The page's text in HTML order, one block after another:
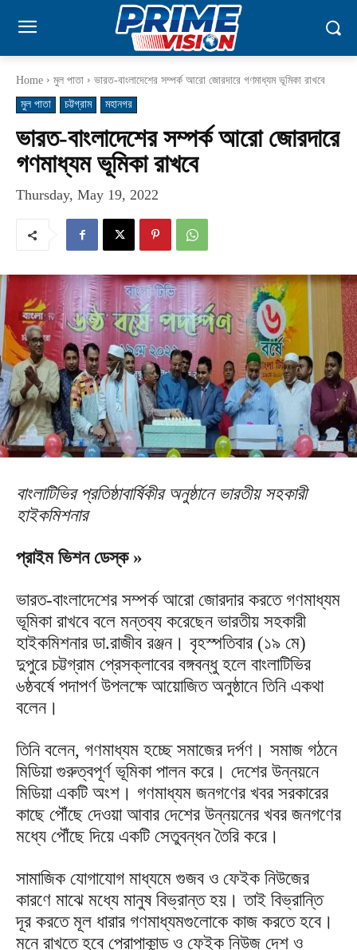
Home মুল পাতা
ভারত-বাংলাদেশের সম্পর্ক আরো জোরদারে গণমাধ্যম ভূমিকা রাখবে
মুল পাতা
চট্টগ্রাম মহানগর
ভারত-বাংলাদেশের সম্পর্ক আরো জোরদারে
গণমাধ্যম ভূমিকা রাখবে
Thursday, May 19, 2022
বাংলাটিভির প্রতিষ্ঠাবার্ষিকীর অনুষ্ঠানে ভারতীয় সহকারী
হাইকমিশনার
প্রাইম ভিশন ডেস্ক »
ভারত-বাংলাদেশের সম্পর্ক আরো জোরদার করতে গণমাধ্যম
ভূমিকা রাখবে বলে মন্তব্য করেছেন ভারতীয় সহকারী
হাইকমিশনার ডা.রাজীব রঞ্জন। বৃহস্পতিবার (১৯ মে)
দুপুরে চট্টগ্রাম প্রেসক্লাবের বঙ্গবন্ধু হলে বাংলাটিভির
৬ষ্ঠবর্ষে পদাপর্ণ উপলক্ষে আয়োজিত অনুষ্ঠানে তিনি একথা
বলেন।
তিনি বলেন, গণমাধ্যম হচ্ছে সমাজের দর্পণ। সমাজ গঠনে
মিডিয়া গুরুত্বপূর্ণ ভূমিকা পালন করে। দেশের উন্নয়নে
মিডিয়া একটি অংশ। গণমাধ্যম জনগণের খবর সরকারের
কাছে পৌঁছে দেওয়া আবার দেশের উন্নয়নের খবর জনগণের
মধ্যে পৌঁছে দিয়ে একটি সেতুবন্ধন তৈরি করে।
সামাজিক যোগাযোগ মাধ্যমে গুজব ও ফেইক নিউজের
কারণে মাঝে মধ্যে মানুষ বিভ্রান্ত হয়। তাই বিভ্রান্তি
দূর করতে মূল ধারার গণমাধ্যমগুলোকে কাজ করতে হবে।
মনে রাখতে হবে প্রোপাকান্ড ও ফেইক নিউজ দেশ ও